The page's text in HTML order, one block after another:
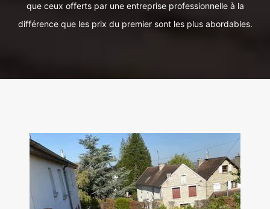
que ceux offerts par une entreprise professionnelle à la
différence que les prix du premier sont les plus abordables.